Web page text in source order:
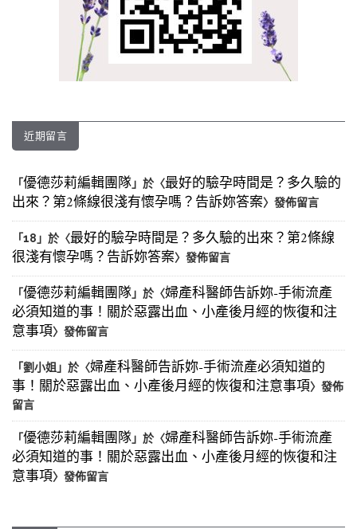
近期留言
「優德莎莉編輯團隊」於〈最好的驗孕時間是？多久驗的
出來？第2條線很淺有懷孕嗎？告訴妳答案〉發佈留言
「18 」於〈最好的驗孕時間是？多久驗的出來？第2條線
很淺有懷孕嗎？告訴妳答案〉發佈留言
「優德莎莉編輯團隊」於〈婦產科醫師告訴妳-手術流產
必須知道的事！關於惡露出血、小產後月經的恢復和注
意事項〉發佈留言
「劉小姐 」於〈婦產科醫師告訴妳-手術流產必須知道的
事！關於惡露出血、小產後月經的恢復和注意事項〉發佈
留言
「優德莎莉編輯團隊」於〈婦產科醫師告訴妳-手術流產
必須知道的事！關於惡露出血、小產後月經的恢復和注
意事項〉發佈留言